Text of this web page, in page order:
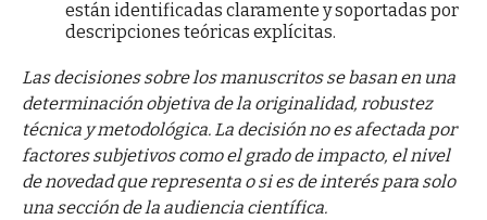
están identificadas claramente y soportadas por
descripciones teóricas explícitas.
Las decisiones sobre los manuscritos se basan en una
determinación objetiva de la originalidad, robustez
técnica y metodológica. La decisión no es afectada por
factores subjetivos como el grado de impacto, el nivel
de novedad que representa o si es de interés para solo
una sección de la audiencia científica.